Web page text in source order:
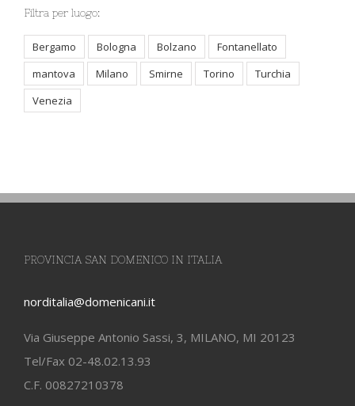
Filtra per luogo:
Bergamo Bologna Bolzano
Fontanellato
mantova
Milano Smirne Torino
Turchia
Venezia
PROVINCIA SAN DOMENICO IN ITALIA
norditalia@domenicani.it
Via Giuseppe Antonio Sassi, 3, MILANO, MI 20123
Tel/Fax 02-48.02.13.93
C.F. 00827210378